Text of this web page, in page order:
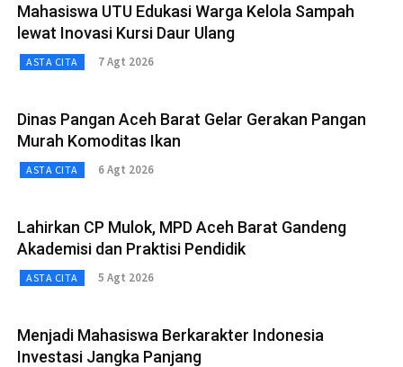
Mahasiswa UTU Edukasi Warga Kelola Sampah
lewat Inovasi Kursi Daur Ulang
ASTA CITA 7 Agt 2026
Dinas Pangan Aceh Barat Gelar Gerakan Pangan
Murah Komoditas Ikan
ASTA CITA 6 Agt 2026
Lahirkan CP Mulok, MPD Aceh Barat Gandeng
Akademisi dan Praktisi Pendidik
ASTA CITA 5 Agt 2026
Menjadi Mahasiswa Berkarakter Indonesia
Investasi Jangka Panjang